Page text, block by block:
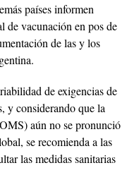
países informen
de vacunación en pos de
de las y los
de exigencias de
y considerando que la
aún no se pronunció
se recomienda a las
las medidas sanitarias